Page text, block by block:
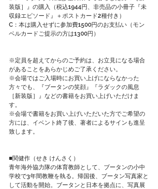
装版］』の購入（税込1944円、非売品の小冊子『未
収録エピソード』＋ポストカード2種付き）
C：本は購入せずに参加費1500円のお支払い（モン
ベルカードご提示の方は1300円）
※定員を超えてからのご予約は、お立見になる場合
があることをあらかじめご了承ください。
※会場ではご入場時にお買い上げにならなかった
方々でも、『ブータンの笑顔』『ラダックの風息
［新装版］』などの書籍をお買い上げいただけま
す。
※会場で書籍をお買い上げいただいた方でご希望の
方には、イベント終了後、著者によるサインも進呈
致します。
■関健作（せき けんさく）
青年海外協力隊の体育教師として、ブータンの小中
学校で3年間教鞭を執る。帰国後、ブータン写真家と
して活動を開始。ブータンと日本を拠点に、写真展